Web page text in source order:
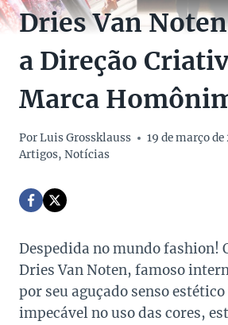
Dries Van
a Direção
Marca
PorLuis Grossklauss
19 de março de
Artigos, Notícias
Despedida no mundo fashion!
Dries Van Noten, famoso
por seu aguçado senso
impecável no uso das cores,